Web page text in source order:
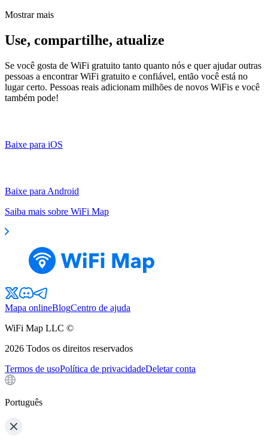
Mostrar mais
Use, compartilhe, atualize
Se você gosta de WiFi gratuito tanto quanto nós e quer ajudar outras
pessoas a encontrar WiFi gratuito e confiável, então você está no
lugar certo. Pessoas reais adicionam milhões de novos WiFis e você
também pode!
Baixe para iOS
Baixe para Android
Saiba mais sobre WiFi Map
Mapa onlineBlogCentro de ajuda
WiFi Map LLC ©
2026 Todos os direitos reservados
Termos de usoPolítica de privacidadeDeletar conta
Português